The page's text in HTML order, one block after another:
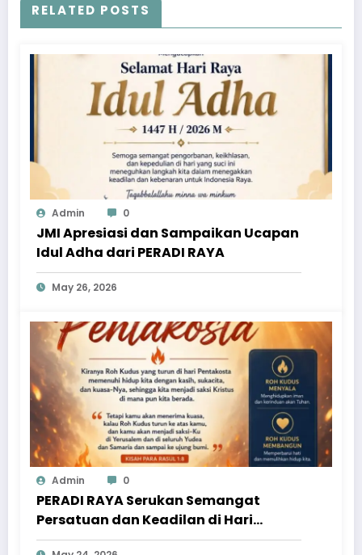
RELATED POSTS
Admin 0
JMI Apresiasi dan Sampaikan Ucapan
Idul Adha dari PERADI RAYA
May 26, 2026
Admin 0
PERADI RAYA Serukan Semangat
Persatuan dan Keadilan di Hari
Pentakosta